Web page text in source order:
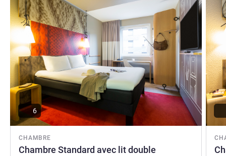
CHAMBRE
Chambre Standard avec lit double
6